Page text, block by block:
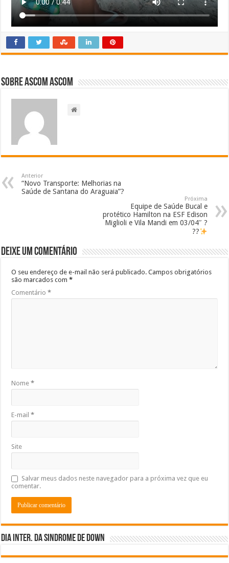
Sobre Ascom Ascom
Anterior
“Novo Transporte: Melhorias na
Saúde de Santana do Araguaia”?
Próxima
Equipe de Saúde Bucal e
protético Hamilton na ESF Edison
Miglioli e Vila Mandi em 03/04″ ?
??
Deixe um comentário
O seu endereço de e-mail não será publicado. Campos obrigatórios
são marcados com*
Comentário*
Nome*
E-mail*
Site
Salvar meus dados neste navegador para a próxima vez que eu
comentar.
Dia inter. da Sindrome de Down